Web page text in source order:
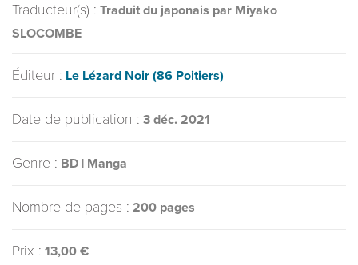
Traducteur(s) : Traduit du japonais par Miyako
SLOCOMBE
Éditeur : Le Lézard Noir (86 Poitiers)
Date de publication : 3 déc. 2021
Genre : BD | Manga
Nombre de pages : 200 pages
Prix : 13,00 €